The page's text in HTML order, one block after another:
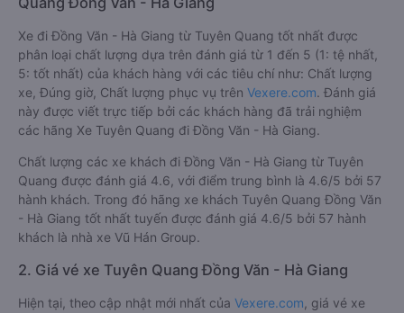
Xe đi Đồng Văn - Hà Giang từ Tuyên Quang tốt nhất được
phân loại chất lượng dựa trên đánh giá từ 1 đến 5 (1: tệ nhất,
5: tốt nhất) của khách hàng với các tiêu chí như: Chất lượng
xe, Đúng giờ, Chất lượng phục vụ trên Vexere.com. Đánh giá
này được viết trực tiếp bởi các khách hàng đã trải nghiệm
các hãng Xe Tuyên Quang đi Đồng Văn - Hà Giang.
Chất lượng các xe khách đi Đồng Văn - Hà Giang từ Tuyên
Quang được đánh giá 4.6, với điểm trung bình là 4.6/5 bởi 57
hành khách. Trong đó hãng xe khách Tuyên Quang Đồng Văn
- Hà Giang tốt nhất tuyến được đánh giá 4.6/5 bởi 57 hành
khách là nhà xe Vũ Hán Group.
2. Giá vé xe Tuyên Quang Đồng Văn - Hà Giang
Hiện tại, theo cập nhật mới nhất của Vexere.com , giá vé xe